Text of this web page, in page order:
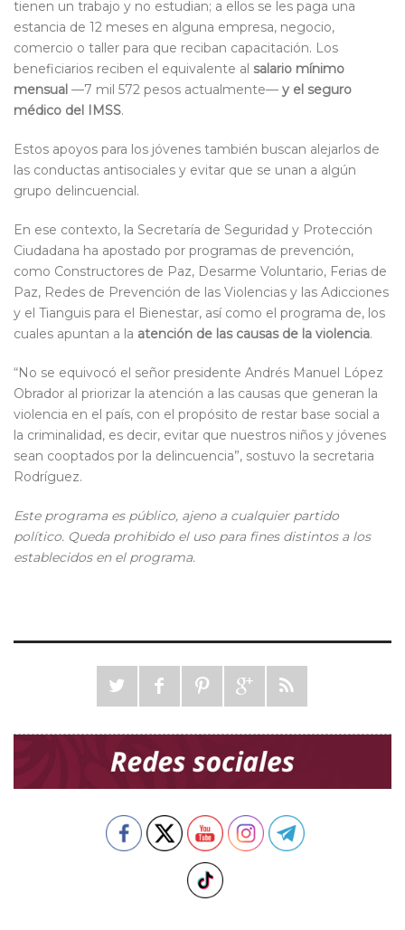
tienen un trabajo y no estudian; a ellos se les paga una
estancia de 12 meses en alguna empresa, negocio,
comercio o taller para que reciban capacitación. Los
beneficiarios reciben el equivalente al salario mínimo
mensual —7 mil 572 pesos actualmente— y el seguro
médico del IMSS.
Estos apoyos para los jóvenes también buscan alejarlos de
las conductas antisociales y evitar que se unan a algún
grupo delincuencial.
En ese contexto, la Secretaría de Seguridad y Protección
Ciudadana ha apostado por programas de prevención,
como Constructores de Paz, Desarme Voluntario, Ferias de
Paz, Redes de Prevención de las Violencias y las Adicciones
y el Tianguis para el Bienestar, así como el programa de, los
cuales apuntan a la atención de las causas de la violencia.
“No se equivocó el señor presidente Andrés Manuel López
Obrador al priorizar la atención a las causas que generan la
violencia en el país, con el propósito de restar base social a
la criminalidad, es decir, evitar que nuestros niños y jóvenes
sean cooptados por la delincuencia”, sostuvo la secretaria
Rodríguez.
Este programa es público, ajeno a cualquier partido
político. Queda prohibido el uso para fines distintos a los
establecidos en el programa.